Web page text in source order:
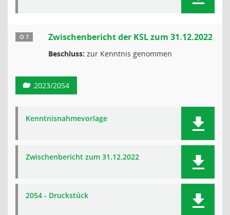
Ö 7 Zwischenbericht der KSL zum 31.12.2022
Beschluss: zur Kenntnis genommen
2023/2054
Kenntnisnahmevorlage
Zwischenbericht zum 31.12.2022
2054 - Druckstück